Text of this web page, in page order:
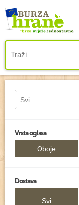
Vrsta oglasa
Oboje
Dostava
Svi